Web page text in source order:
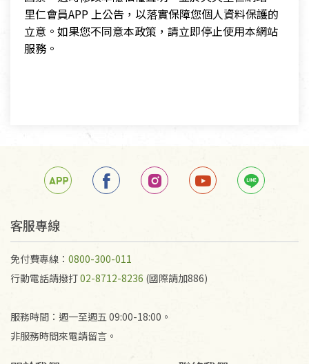
里仁會員APP 上公告，以落實保障您個人資料保護的
立意。如果您不同意本政策，請立即停止使用本網站
服務。
客服專線
免付費專線： 0800-300-011
行動電話請撥打02-8712-8236 (國際請加886)
服務時間：週一至週五 09:00-18:00。
非服務時間來電請留言。